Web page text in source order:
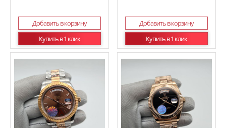
Добавить в корзину
Купить в 1 клик
Добавить в корзину
Купить в 1 клик